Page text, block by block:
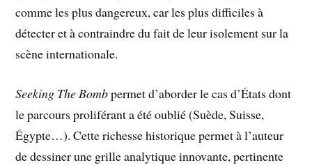
comme les plus dangereux, car les plus difficiles à
détecter et à contraindre du fait de leur isolement sur la
scène internationale.
Seeking The Bombpermet d’aborder le cas d’États dont
le parcours proliférant a été oublié (Suède, Suisse,
Égypte…). Cette richesse historique permet à l’auteur
de dessiner une grille analytique innovante, pertinente